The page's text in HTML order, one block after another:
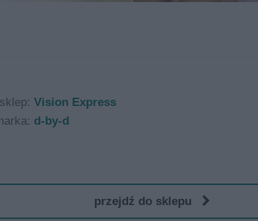
sklep: Vision Express
d-by-d
przejdź do sklepu